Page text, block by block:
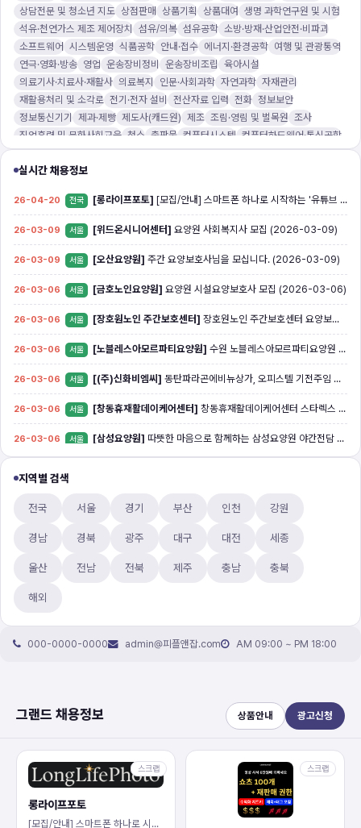
상담전문 및 청소년 지도 상점판매 상품기획 상품대여 생명 과학연구원 및 시험
석유·천연가스 제조 제어장치 섬유/의복 섬유공학 소방·방재·산업안전·비파괴
소프트웨어 시스템운영 식품공학 안내·접수 에너지·환경공학 여행 및 관광통역
연극·영화·방송 영업 운송장비정비 운송장비조립 육아시설
의료기사·치료사·재활사 의료복지 인문·사회과학 자연과학 자재관리
재활용처리 및 소각로 전기·전자 설비 전산자료 입력 전화 정보보안
정보통신기기 제과·제빵 제도사(캐드원) 제조 조림·영림 및 벌목원 조사
직업훈련 및 문화사회교육 청소 출판물 컴퓨터시스템 컴퓨터하드웨어·통신공학
큐레이터 및 문화재 보존 통계 통신·방송송출 장비 학예사·사서·기록물 행사기획
화물차·특수차 화학공학
실시간 채용정보
26-04-20 전국 [롱라이프포토] [모집/안내] 스마트폰 하나로 시작하는 '유튜브 쇼츠' 크리에이터! (영상 편집 몰라도 OK) (2026-04-20)
26-03-09 서울 [위드온시니어센터] 요양원 사회복지사 모집 (2026-03-09)
26-03-09 서울 [오산요양원] 주간 요양보호사님을 모십니다. (2026-03-09)
26-03-06 서울 [금호노인요양원] 요양원 시설요양보호사 모집 (2026-03-06)
26-03-06 서울 [장호원노인 주간보호센터] 장호원노인 주간보호센터 요양보호사 모집합니다 (2026-03-06)
26-03-06 서울 [노블레스아모르파티요양원] 수원 노블레스아모르파티요양원 요양보호사(주주야야비비) 채용 (2026-03-06)
26-03-06 서울 [(주)신화비엠씨] 동탄파라곤에비뉴상가, 오피스텔 기전주임 구인 (2026-03-06)
26-03-06 서울 [창동휴재활데이케어센터] 창동휴재활데이케어센터 스타렉스 운전원 모집(07:50~09:50 , 17:10~19:10) (2026-03-06)
26-03-06 서울 [삼성요양원] 따뜻한 마음으로 함께하는 삼성요양원 야간전담 요양보호사를 구합니다. (2026-03-06)
지역별 검색
전국 서울 경기 부산 인천 강원
경남 경북 광주 대구 대전 세종
울산 전남 전북 제주 충남 충북
해외
000-0000-0000 admin@피플앤잡.com AM 09:00 ~ PM 18:00
그랜드 채용정보 상품안내 광고신청
롱라이프포토
[모집/안내] 스마트폰 하나로 시작하…
스크랩 스크랩